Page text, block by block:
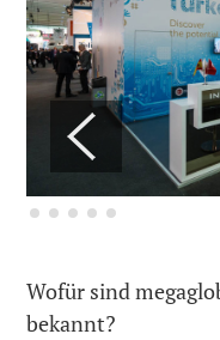
Wofür sind
bekannt?